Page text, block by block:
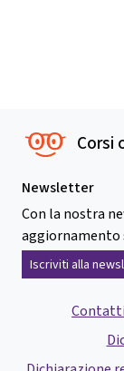
Corsi
Newsletter
Con la nostra
aggiornamento
Iscriviti alla
Contatti